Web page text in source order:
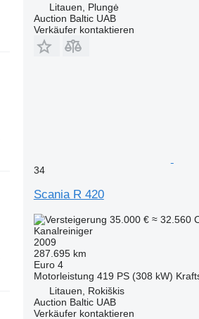
Litauen, Plungė
Auction Baltic UAB
Verkäufer kontaktieren
34
Scania R 420
35.000 € ≈ 32.560
Kanalreiniger
2009
287.695 km
Euro 4
Motorleistung 419 PS (308 kW)
Litauen, Rokiškis
Auction Baltic UAB
Verkäufer kontaktieren